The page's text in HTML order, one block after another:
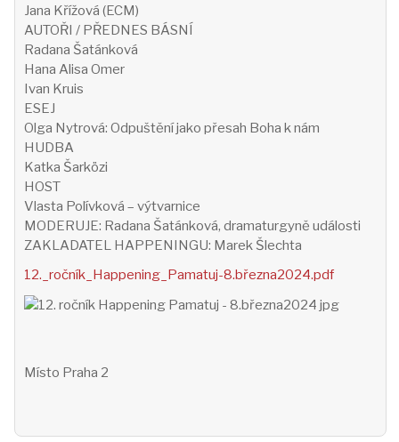
Jana Křížová (ECM)
AUTOŘI / PŘEDNES BÁSNÍ
Radana Šatánková
Hana Alisa Omer
Ivan Kruis
ESEJ
Olga Nytrová: Odpuštění jako přesah Boha k nám
HUDBA
Katka Šarközi
HOST
Vlasta Polívková – výtvarnice
MODERUJE: Radana Šatánková, dramaturgyně události
ZAKLADATEL HAPPENINGU: Marek Šlechta
12._ročník_Happening_Pamatuj-8.března2024.pdf
Místo Praha 2